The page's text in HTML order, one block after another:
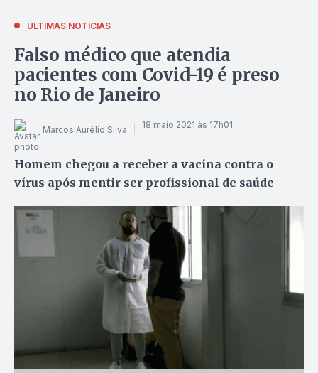
ÚLTIMAS NOTÍCIAS
Falso médico que atendia
pacientes com Covid-19 é preso
no Rio de Janeiro
Marcos Aurélio Silva 18 maio 2021 às 17h01
Homem chegou a receber a vacina contra o
vírus após mentir ser profissional de saúde